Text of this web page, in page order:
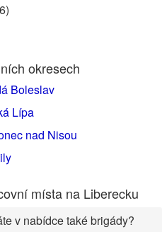
okresech
Boleslav
Lípa
nad Nisou
místa na Liberecku
v nabídce také brigády?